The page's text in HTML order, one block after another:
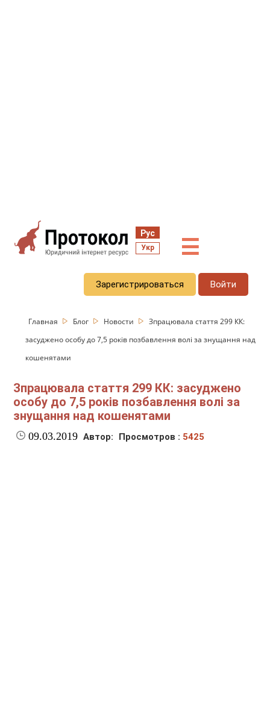
Рус
Укр ☰
Зарегистрироваться Войти
Главная Блог Новости
Зпрацювала стаття 299 КК:
засуджено особу до 7,5 років позбавлення волі за знущання над
кошенятами
Зпрацювала стаття 299 КК: засуджено
особу до 7,5 років позбавлення волі за
знущання над кошенятами
09.03.2019 Автор: Просмотров : 5425